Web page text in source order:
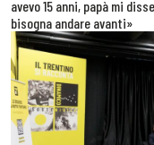
avevo 15 anni, papà mi
bisogna andare avanti»